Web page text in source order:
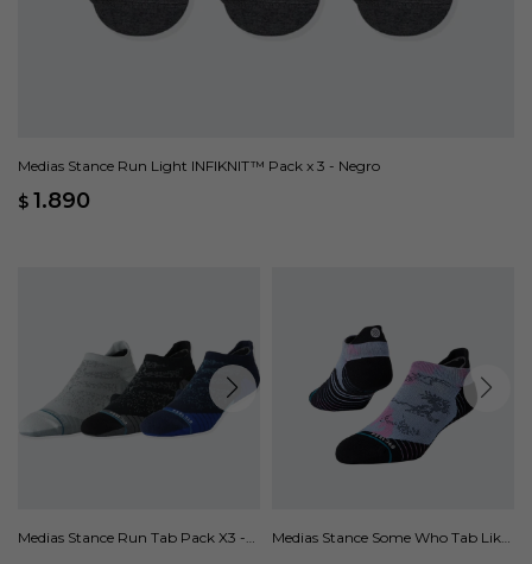
Medias Stance Run Light INFIKNIT™ Pack x 3 - Negro
$ 1.890
Medias Stance Run Tab Pack X3 -
Medias Stance Some Who Tab Like